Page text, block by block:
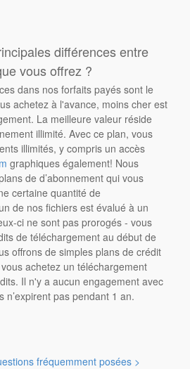
différences entre
vous offrez ?
dans nos forfaits payés sont le
achetez à l'avance, moins cher est
La meilleure valeur réside
illimité. Avec ce plan, vous
illimités, y compris un accès
graphiques également! Nous
de d’abonnement qui vous
certaine quantité de
de nos fichiers est évalué à un
ci ne sont pas prorogés - vous
de téléchargement au début de
offrons de simples plans de crédit
achetez un téléchargement
Il n'y a aucun engagement avec
n’expirent pas pendant 1 an.
fréquemment posées >